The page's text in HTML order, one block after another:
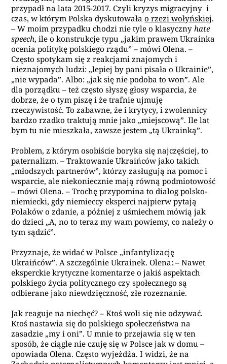
przypadł na lata 2015-2017. Czyli kryzys migracyjny i
czas, w którym Polska dyskutowałao rzezi wołyńskiej.
– W moim przypadku chodzi nie tyle o klasycznyhate
speech, ile o konstrukcje typu „jakim prawem Ukrainka
ocenia politykę polskiego rządu” – mówi Olena. –
Często spotykam się z reakcjami znajomych i
nieznajomych ludzi: „lepiej by pani pisała o Ukrainie”,
„nie wypada”. Albo: „jak się nie podoba to won”. Ale
dla porządku – też często słyszę głosy wsparcia, że
dobrze, że o tym piszę i że trafnie ujmuję
rzeczywistość. To zabawne, że i krytycy, i zwolennicy
bardzo rzadko traktują mnie jako „miejscową”. Ile lat
bym tu nie mieszkała, zawsze jestem „tą Ukrainką”.
Problem, z którym osobiście boryka się najczęściej, to
paternalizm. – Traktowanie Ukraińców jako takich
„młodszych partnerów”, którzy zasługują na pomoc i
wsparcie, ale niekoniecznie mają równą podmiotowość
– mówi Olena. – Trochę przypomina to dialog polsko-
niemiecki, gdy niemieccy eksperci najpierw pytają
Polaków o zdanie, a później z uśmiechem mówią jak
do dzieci „A, no to teraz my wam powiemy, co należy o
tym sądzić”.
Przyznaje, że widać w Polsce „infantylizację
Ukraińców”. A szczególnie Ukrainek. Olena: – Nawet
eksperckie krytyczne komentarze o jakiś aspektach
polskiego życia politycznego czy społecznego są
odbierane jako niewdzięczność, złe rozeznanie.
Jak reaguje na niechęć? – Ktoś woli się nie odzywać.
Ktoś nastawia się do polskiego społeczeństwa na
zasadzie „my i oni”. U mnie to przejawia się w ten
sposób, że ciągle nie czuję się w Polsce jak w domu –
opowiada Olena. Często wyjeżdża. I widzi, że na